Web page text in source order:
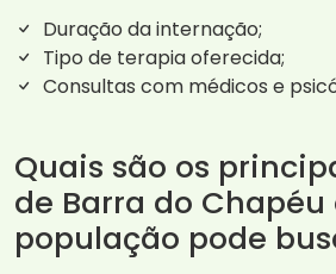
Duração da internação;
Tipo de terapia oferecida;
Consultas com médicos e
Quais são os
de Barra do Chapéu
população pode